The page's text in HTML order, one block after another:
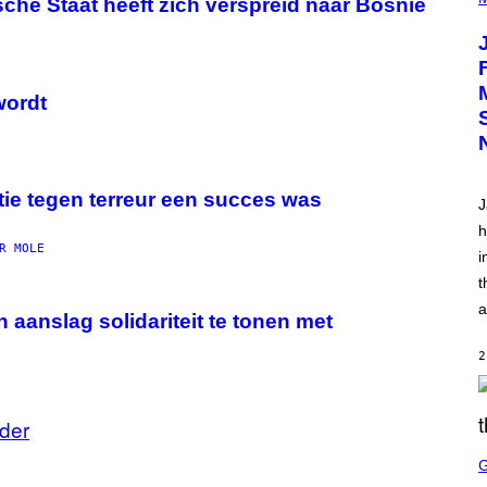
Staat heeft zich verspreid naar Bosnië
tegen terreur een succes was
MOLE
aanslag solidariteit te tonen met
T
O
V
I
A
C
A
R
K
)
2
C